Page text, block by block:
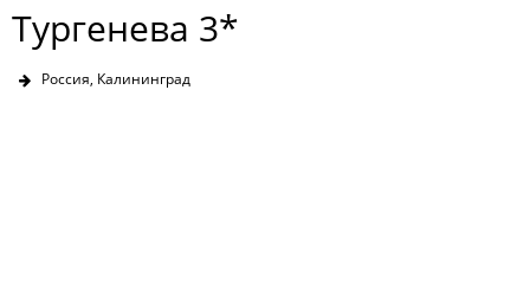
Тургенева 3*
Россия, Калининград